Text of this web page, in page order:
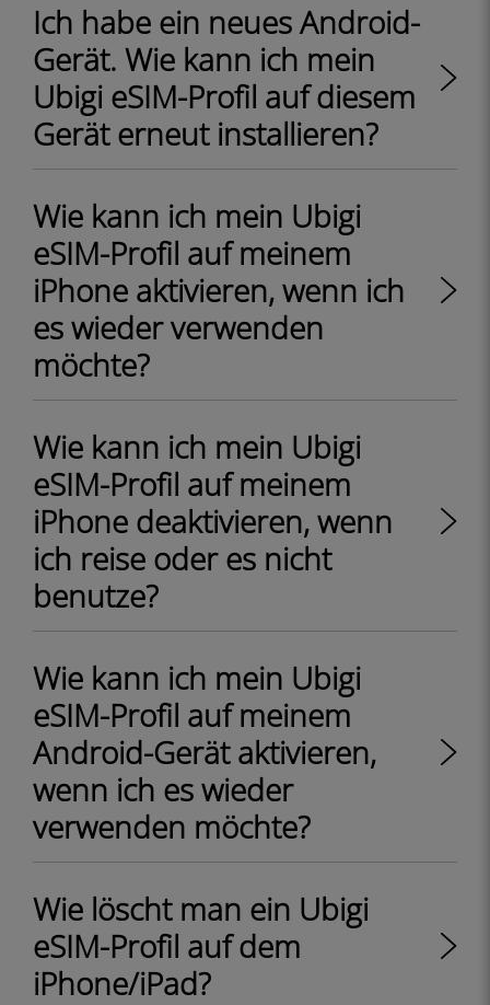
Ich habe ein neues Android-
Gerät. Wie kann ich mein
Ubigi eSIM-Profil auf diesem
Gerät erneut installieren?
Wie kann ich mein Ubigi
eSIM-Profil auf meinem
iPhone aktivieren, wenn ich
es wieder verwenden
möchte?
Wie kann ich mein Ubigi
eSIM-Profil auf meinem
iPhone deaktivieren, wenn
ich reise oder es nicht
benutze?
Wie kann ich mein Ubigi
eSIM-Profil auf meinem
Android-Gerät aktivieren,
wenn ich es wieder
verwenden möchte?
Wie löscht man ein Ubigi
eSIM-Profil auf dem
iPhone/iPad?